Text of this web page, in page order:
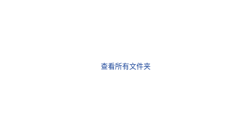
查看所有文件夹